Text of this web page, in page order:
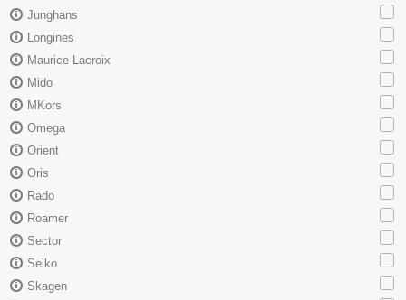
Junghans
Longines
Maurice Lacroix
Mido
MKors
Omega
Orient
Oris
Rado
Roamer
Sector
Seiko
Skagen